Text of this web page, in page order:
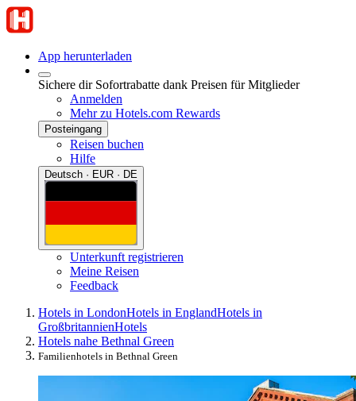
App herunterladen
Sichere dir Sofortrabatte dank Preisen für Mitglieder
Anmelden
Mehr zu Hotels.com Rewards
Posteingang
Reisen buchen
Hilfe
Deutsch · EUR · DE
Unterkunft registrieren
Meine Reisen
Feedback
Hotels in LondonHotels in EnglandHotels in
GroßbritannienHotels
Hotels nahe Bethnal Green
Familienhotels in Bethnal Green